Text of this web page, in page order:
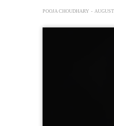
POOJA CHOUDHARY